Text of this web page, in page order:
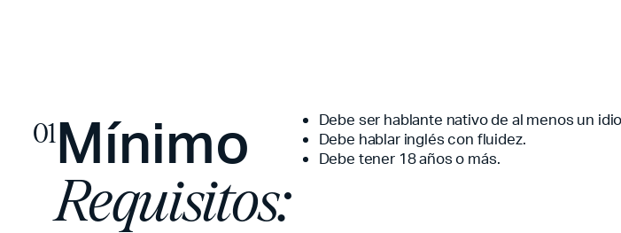
01Mínimo
Requisitos:
Debe ser hablante nativo de al menos un
Debe hablar inglés con fluidez.
Debe tener 18 años o más.